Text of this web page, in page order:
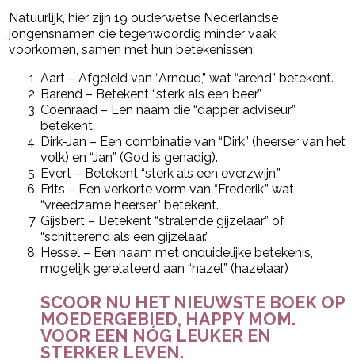
Natuurlijk, hier zijn 19 ouderwetse Nederlandse
jongensnamen die tegenwoordig minder vaak
voorkomen, samen met hun betekenissen:
Aart – Afgeleid van “Arnoud,” wat “arend” betekent.
Barend – Betekent “sterk als een beer.”
Coenraad – Een naam die “dapper adviseur”
betekent.
Dirk-Jan – Een combinatie van “Dirk” (heerser van het
volk) en “Jan” (God is genadig).
Evert – Betekent “sterk als een everzwijn.”
Frits – Een verkorte vorm van “Frederik,” wat
“vreedzame heerser” betekent.
Gijsbert – Betekent “stralende gijzelaar” of
“schitterend als een gijzelaar.”
Hessel – Een naam met onduidelijke betekenis,
mogelijk gerelateerd aan “hazel” (hazelaar)
SCOOR NU HET NIEUWSTE BOEK OP
MOEDERGEBIED, HAPPY MOM.
VOOR EEN NÓG LEUKER EN
STERKER LEVEN.